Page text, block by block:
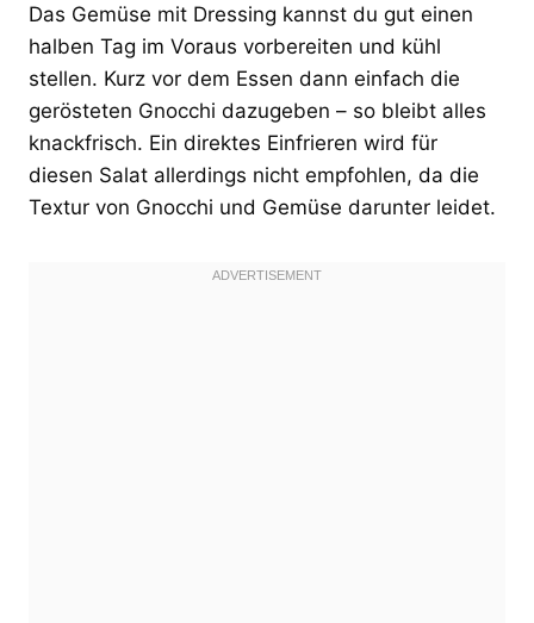
Das Gemüse mit Dressing kannst du gut einen
halben Tag im Voraus vorbereiten und kühl
stellen. Kurz vor dem Essen dann einfach die
gerösteten Gnocchi dazugeben – so bleibt alles
knackfrisch. Ein direktes Einfrieren wird für
diesen Salat allerdings nicht empfohlen, da die
Textur von Gnocchi und Gemüse darunter leidet.